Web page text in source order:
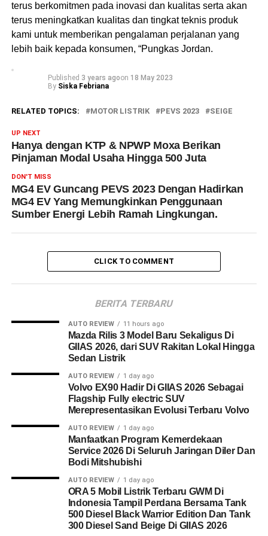
terus berkomitmen pada inovasi dan kualitas serta akan
terus meningkatkan kualitas dan tingkat teknis produk
kami untuk memberikan pengalaman perjalanan yang
lebih baik kepada konsumen, “Pungkas Jordan.
Published 3 years agoon 18 May 2023
By Siska Febriana
RELATED TOPICS: MOTOR LISTRIK PEVS 2023 SEIGE
UP NEXT
Hanya dengan KTP & NPWP Moxa Berikan
Pinjaman Modal Usaha Hingga 500 Juta
DON'T MISS
MG4 EV Guncang PEVS 2023 Dengan Hadirkan
MG4 EV Yang Memungkinkan Penggunaan
Sumber Energi Lebih Ramah Lingkungan.
CLICK TO COMMENT
BERITA TERBARU
AUTO REVIEW 11 hours ago
Mazda Rilis 3 Model Baru Sekaligus Di
GIIAS 2026, dari SUV Rakitan Lokal Hingga
Sedan Listrik
AUTO REVIEW 1 day ago
Volvo EX90 Hadir Di GIIAS 2026 Sebagai
Flagship Fully electric SUV
Merepresentasikan Evolusi Terbaru Volvo
AUTO REVIEW 1 day ago
Manfaatkan Program Kemerdekaan
Service 2026 Di Seluruh Jaringan Diler Dan
Bodi Mitshubishi
AUTO REVIEW 1 day ago
ORA 5 Mobil Listrik Terbaru GWM Di
Indonesia Tampil Perdana Bersama Tank
500 Diesel Black Warrior Edition Dan Tank
300 Diesel Sand Beige Di GIIAS 2026